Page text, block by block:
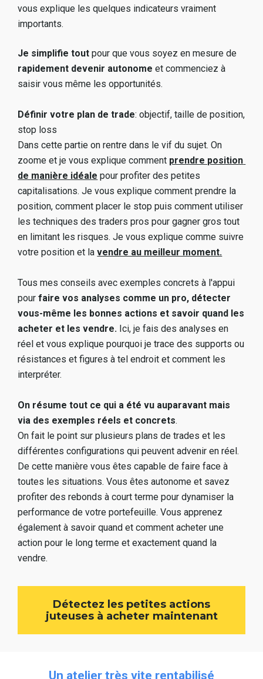
vous explique les quelques indicateurs vraiment
importants.
Je simplifie tout
rapidement devenir autonome et commenciez à
saisir vous même les opportunités.
Définir votre plan de trade: objectif, taille de position,
stop loss
Dans cette partie on rentre dans le vif du sujet. On
zoome et je vous explique comment prendre position
de manière idéale pour profiter des petites
capitalisations. Je vous explique comment prendre la
position, comment placer le stop puis comment utiliser
les techniques des traders pros pour gagner gros tout
en limitant les risques. Je vous explique comme suivre
votre position et la vendre au meilleur moment.
Tous mes conseils avec exemples concrets à l'appui
pour faire vos analyses comme un pro, détecter
vous-même les bonnes actions et savoir quand les
acheter et les vendre. Ici, je fais des analyses en
réel et vous explique pourquoi je trace des supports ou
résistances et figures à tel endroit et comment les
interpréter.
On résume tout ce qui a été vu auparavant mais
via des exemples réels et concrets.
On fait le point sur plusieurs plans de trades et les
différentes configurations qui peuvent advenir en réel.
De cette manière vous êtes capable de faire face à
toutes les situations. Vous êtes autonome et savez
profiter des rebonds à court terme pour dynamiser la
performance de votre portefeuille. Vous apprenez
également à savoir quand et comment acheter une
action pour le long terme et exactement quand la
vendre.
Détectez les petites actions
juteuses à acheter maintenant
Un atelier très vite rentabilisé